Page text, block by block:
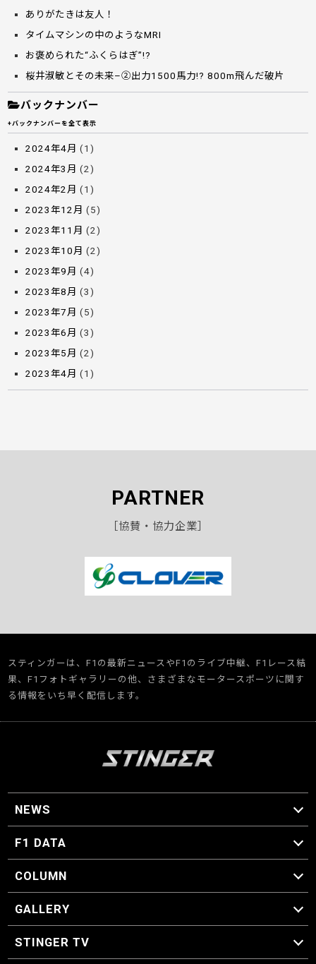
ありがたきは友人！
タイムマシンの中のようなMRI
お褒められた“ふくらはぎ”!?
桜井淑敏とその未来–②出力1500馬力!? 800m飛んだ破片
バックナンバー
+バックナンバーを全て表示
2024年4月 (1)
2024年3月 (2)
2024年2月 (1)
2023年12月 (5)
2023年11月 (2)
2023年10月 (2)
2023年9月 (4)
2023年8月 (3)
2023年7月 (5)
2023年6月 (3)
2023年5月 (2)
2023年4月 (1)
PARTNER
［協賛・協力企業］
スティンガーは、F1の最新ニュースやF1のライブ中継、F1レース結
果、F1フォトギャラリーの他、さまざまなモータースポーツに関す
る情報をいち早く配信します。
NEWS
F1 ニュース
F1 DATA
F1 日程
F1 データ
COLUMN
マイ・ワンダフル・サーキット
スクーデリア・一方通行
F1に燃え、ゴルフに泣く日々。
スティングくんの部屋
GALLERY
GALLERY
STINGER TV